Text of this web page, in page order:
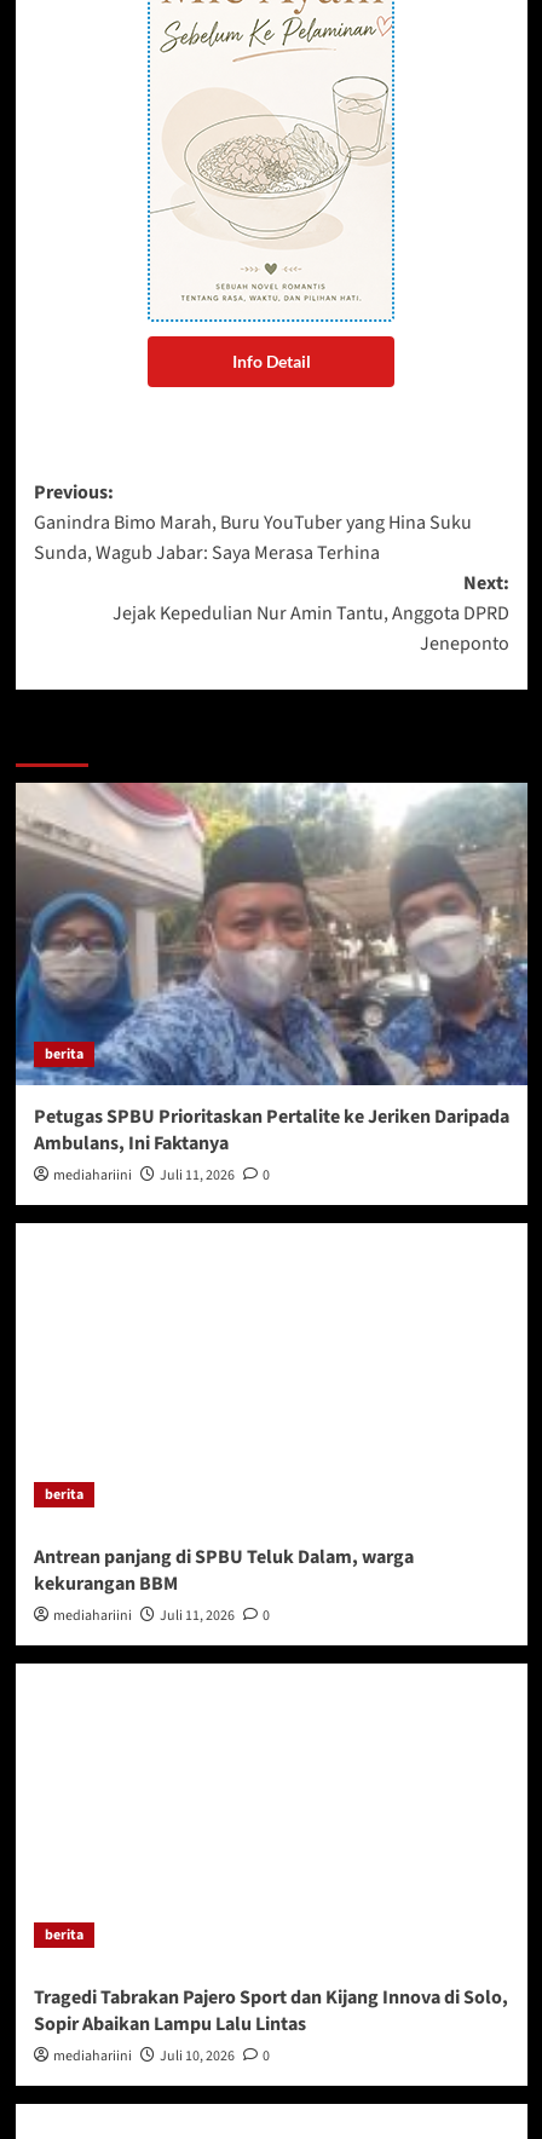
Info Detail
Post
navigation
Previous:
Ganindra Bimo Marah, Buru YouTuber yang Hina Suku
Sunda, Wagub Jabar: Saya Merasa Terhina
Next:
Jejak Kepedulian Nur Amin Tantu, Anggota DPRD
Jeneponto
berita
Petugas SPBU Prioritaskan Pertalite ke Jeriken Daripada
Ambulans, Ini Faktanya
mediahariini Juli 11, 2026 0
berita
Antrean panjang di SPBU Teluk Dalam, warga
kekurangan BBM
mediahariini Juli 11, 2026 0
berita
Tragedi Tabrakan Pajero Sport dan Kijang Innova di Solo,
Sopir Abaikan Lampu Lalu Lintas
mediahariini Juli 10, 2026 0